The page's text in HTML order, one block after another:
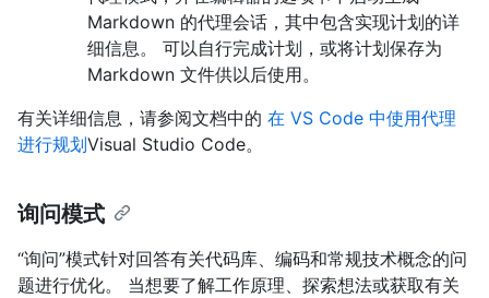
Markdown 的代理会话，其中包含实现计划的详
细信息。 可以自行完成计划，或将计划保存为
Markdown 文件供以后使用。
有关详细信息，请参阅文档中的 在 VS Code 中使用代理
进行规划Visual Studio Code。
询问模式
“询问”模式针对回答有关代码库、编码和常规技术概念的问
题进行优化。 当想要了解工作原理、探索想法或获取有关